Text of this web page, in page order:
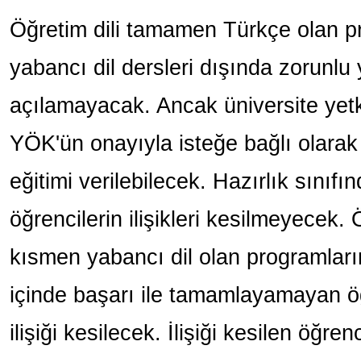
Öğretim dili tamamen Türkçe olan
yabancı dil dersleri dışında zorunlu
açılamayacak. Ancak üniversite
YÖK'ün onayıyla isteğe bağlı olarak
eğitimi verilebilecek. Hazırlık
öğrencilerin ilişikleri kesilmeyecek.
kısmen yabancı dil olan
içinde başarı ile tamamlayamayan
ilişiği kesilecek. İlişiği kesilen